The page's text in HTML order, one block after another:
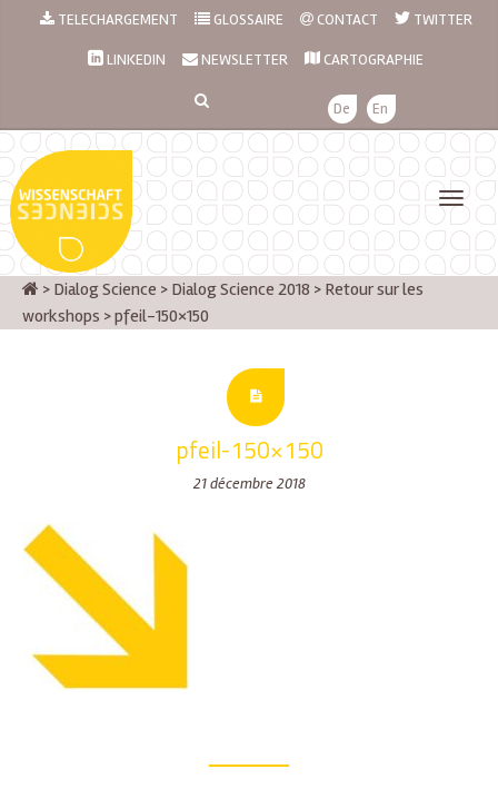
TELECHARGEMENT GLOSSAIRE CONTACT TWITTER
LINKEDIN NEWSLETTER CARTOGRAPHIE
De En
> Dialog Science > Dialog Science 2018 > Retour sur les
workshops >pfeil-150×150
pfeil-150×150
21 décembre 2018